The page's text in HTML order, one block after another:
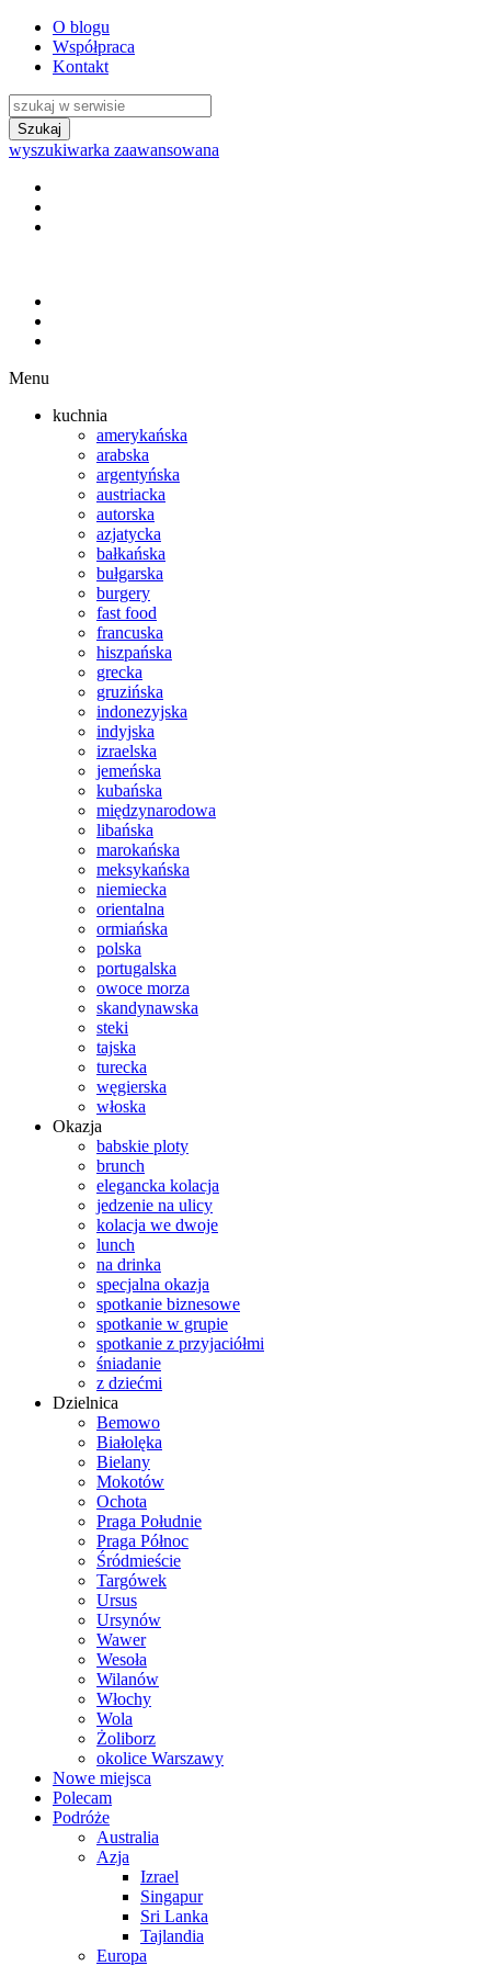
O blogu
Współpraca
Kontakt
wyszukiwarka zaawansowana
Menu
kuchnia
amerykańska
arabska
argentyńska
austriacka
autorska
azjatycka
bałkańska
bułgarska
burgery
fast food
francuska
hiszpańska
grecka
gruzińska
indonezyjska
indyjska
izraelska
jemeńska
kubańska
międzynarodowa
libańska
marokańska
meksykańska
niemiecka
orientalna
ormiańska
polska
portugalska
owoce morza
skandynawska
steki
tajska
turecka
węgierska
włoska
Okazja
babskie ploty
brunch
elegancka kolacja
jedzenie na ulicy
kolacja we dwoje
lunch
na drinka
specjalna okazja
spotkanie biznesowe
spotkanie w grupie
spotkanie z przyjaciółmi
śniadanie
z dziećmi
Dzielnica
Bemowo
Białolęka
Bielany
Mokotów
Ochota
Praga Południe
Praga Północ
Śródmieście
Targówek
Ursus
Ursynów
Wawer
Wesoła
Wilanów
Włochy
Wola
Żoliborz
okolice Warszawy
Nowe miejsca
Polecam
Podróże
Australia
Azja
Izrael
Singapur
Sri Lanka
Tajlandia
Europa